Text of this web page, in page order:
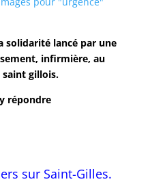
solidarité lancé par une
infirmière, au
gillois.
répondre
sur Saint-Gilles.